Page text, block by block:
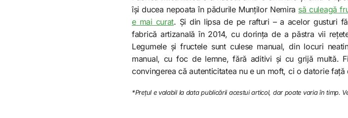
își ducea nepoata în pădurile Munților Nemira să culeagă
e mai curat. Și din lipsa de pe rafturi – a acelor gusturi
fabrică artizanală în 2014, cu dorința de a păstra vii
Legumele și fructele sunt culese manual, din locuri
manual, cu foc de lemne, fără aditivi și cu grijă multă.
convingerea că autenticitatea nu e un moft, ci o datorie față
*Prețul e valabil la data publicării acestui articol, dar poate varia în timp.